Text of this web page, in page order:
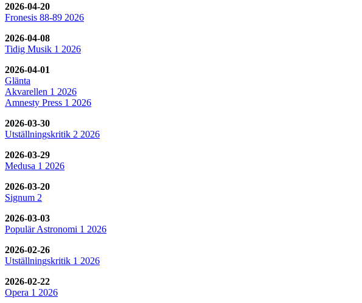
2026-04-20
Fronesis 88-89 2026
2026-04-08
Tidig Musik 1 2026
2026-04-01
Glänta
Akvarellen 1 2026
Amnesty Press 1 2026
2026-03-30
Utställningskritik 2 2026
2026-03-29
Medusa 1 2026
2026-03-20
Signum 2
2026-03-03
Populär Astronomi 1 2026
2026-02-26
Utställningskritik 1 2026
2026-02-22
Opera 1 2026